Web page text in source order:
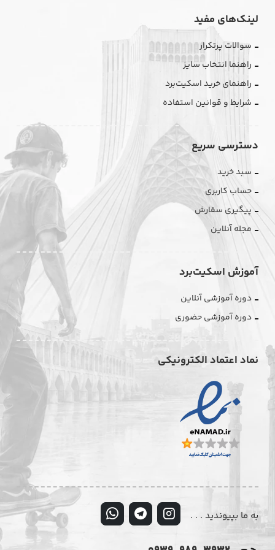
لینک‌های مفید
سوالات پرتکرار
راهنما انتخاب سایز
راهنمای خرید اسکیت‌برد
شرایط و قوانین استفاده
دسترسی سریع
سبد خرید
حساب کاربری
پیگیری سفارش
مجله آنلاین
آموزش اسکیت‌برد
دوره آموزشی آنلاین
دوره آموزشی حضوری
نماد اعتماد الکترونیکی
به ما بپیوندید . . .